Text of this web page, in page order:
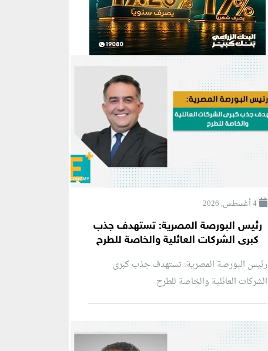
4 أغسطس, 2026
رئيس البورصة المصرية: تستهدف جذب
كبرى الشركات العائلية والخاصة للطرح
رئيس البورصة المصرية: تستهدف جذب كبرى
الشركات العائلية والخاصة للطرح